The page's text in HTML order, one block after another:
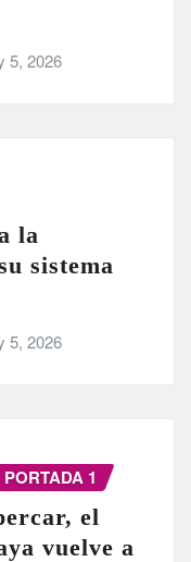
5, 2026
la
sistema
5, 2026
PORTADA 1
el
vuelve a